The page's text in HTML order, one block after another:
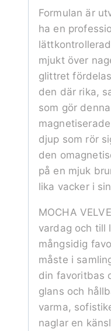
Formulan är
ha en
mjukt över
glittret
den där rika,
som gör
djup som rör
den
på en mjuk
lika vacker i
MOCHA
vardag och till
mångsidig
måste i
din favoritbas
glans och
varma,
naglar en